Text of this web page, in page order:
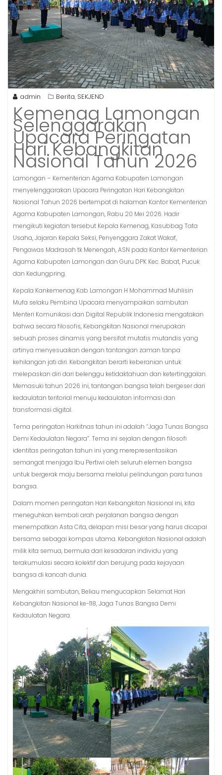
admin Berita, SEKJEND
Kemenag Lamongan
Selenggarakan
Upacara Peringatan
Hari Kebangkitan
Nasional Tahun 2026
Lamongan – Kementerian Agama Kabupaten Lamongan
menyelenggarakan Upacara Peringatan Hari Kebangkitan
Nasional Tahun 2026 bertempat di halaman Kantor Kementerian
Agama Kabupaten Lamongan, Rabu 20 Mei 2026. Hadir
mengikuti kegiatan tersebut Kepala Kemenag, Kasubbag Tata
Usaha, Jajaran Kepala Seksi, Penyenggara Zakat Wakaf,
Pengawas Madrasah tk Menengah, ASN pada Kantor Kementerian
Agama Kabupaten Lamongan dan Guru DPK Kec. Babat, Pucuk
dan Kedungpring.
Kepala Kankemenag Kab Lamongan H Mohammad Muhlisin
Mufa selaku Pembina Upacara menyampaikan sambutan
Menteri Komunikasi dan Digital Republik Indonesia mengatakan
bahwa secara filosofis, Kebangkitan Nasional merupakan
sebuah proses dinamis yang bersifat mutatis mutandis yang
artinya menyesuaikan dengan tantangan zaman tanpa
kehilangan jati diri. Kebangkitan berarti keberanian untuk
melepaskan diri dari belenggu ketidaktahuan dan ketertinggalan.
Memasuki tahun 2026 ini, tantangan bangsa telah bergeser dari
kedaulatan teritorial menuju kedaulatan informasi dan
transformasi digital.
Tema peringatan Harkitnas tahun ini adalah “Jaga Tunas Bangsa
Demi Kedaulatan Negara”. Tema ini sejalan dengan filosofi
identitas peringatan tahun ini yang merepresentasikan
semangat menjaga Ibu Pertiwi oleh seluruh elemen bangsa
untuk bergerak maju bersama melalui pelindungan para tunas
bangsa.
Dalam momen peringatan Hari Kebangkitan Nasional ini, kita
meneguhkan kembali arah perjalanan bangsa dengan
menempatkan Asta Cita, delapan misi besar yang harus dicapai
bersama sebagai kompas utama. Kebangkitan Nasional adalah
milik kita semua, bermula dari kesadaran individu yang
terakumulasi secara kolektif dan berujung pada kejayaan
bangsa di kancah dunia.
Mengakhiri sambutan, Beliau mengucapkan Selamat Hari
Kebangkitan Nasional ke-118, Jaga Tunas Bangsa Demi
Kedaulatan Negara.